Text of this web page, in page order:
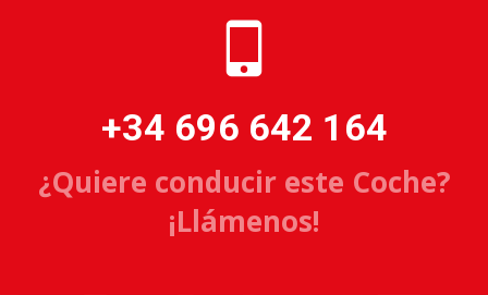
+34 696 642 164
¿Quiere conducir este Coche?
¡Llámenos!